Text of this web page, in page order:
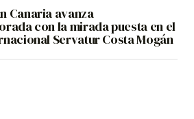
Canaria avanza
con la mirada puesta en el
Servatur Costa Mogán